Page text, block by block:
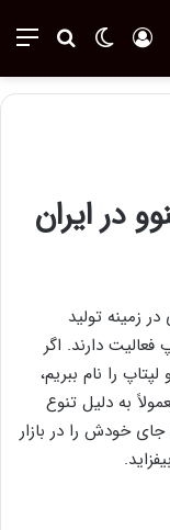
تغییر پوسته ورود
در ایران
زمینه تولید
دارند. اگر
را نام ببریم،
به دلیل تنوع
خودش را در بازار